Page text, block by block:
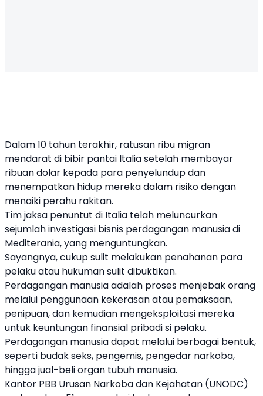
Dalam 10 tahun terakhir, ratusan ribu migran
mendarat di bibir pantai Italia setelah membayar
ribuan dolar kepada para penyelundup dan
menempatkan hidup mereka dalam risiko dengan
menaiki perahu rakitan.
Tim jaksa penuntut di Italia telah meluncurkan
sejumlah investigasi bisnis perdagangan manusia di
Mediterania, yang menguntungkan.
Sayangnya, cukup sulit melakukan penahanan para
pelaku atau hukuman sulit dibuktikan.
Perdagangan manusia adalah proses menjebak orang
melalui penggunaan kekerasan atau pemaksaan,
penipuan, dan kemudian mengeksploitasi mereka
untuk keuntungan finansial pribadi si pelaku.
Perdagangan manusia dapat melalui berbagai bentuk,
seperti budak seks, pengemis, pengedar narkoba,
hingga jual-beli organ tubuh manusia.
Kantor PBB Urusan Narkoba dan Kejahatan (UNODC)